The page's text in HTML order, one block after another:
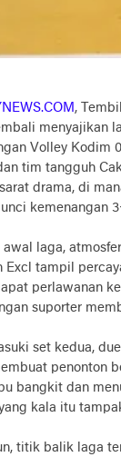
,
menyajikan
Volley Kodim
tim tangguh
drama, di
kemenangan
awal laga,
Excl tampil
perlawanan
suporter
set kedua,
penonton
bangkit dan
kala itu
titik balik laga